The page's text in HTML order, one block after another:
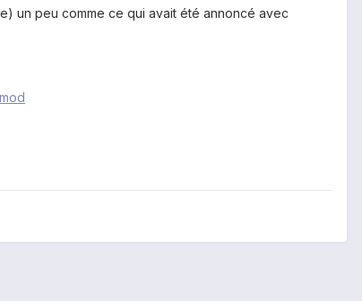
un peu comme ce qui avait été annoncé avec